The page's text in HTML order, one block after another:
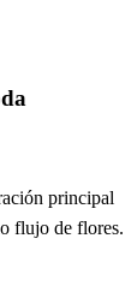
principal
flujo de flores.